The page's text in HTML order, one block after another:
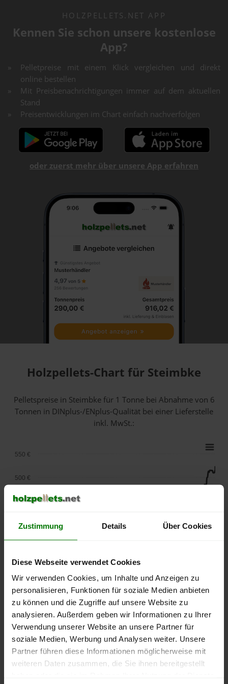
Zustimmung Details Über Cookies
Diese Webseite verwendet Cookies
Wir verwenden Cookies, um Inhalte und Anzeigen zu
personalisieren, Funktionen für soziale Medien anbieten
zu können und die Zugriffe auf unsere Website zu
analysieren. Außerdem geben wir Informationen zu Ihrer
Verwendung unserer Website an unsere Partner für
soziale Medien, Werbung und Analysen weiter. Unsere
Partner führen diese Informationen möglicherweise mit
weiteren Daten zusammen, die Sie ihnen bereitgestellt
HOLZPELLETS.NET APP
Kennen Sie schon unsere kostenlose
App?
Pelletpreise mit einem Klick vergleichen und direkt
online bestellen
Mit Preisbenachrichtigungen immer auf dem aktuellen
Stand
Preisentwicklungen im Chart einfach nachverfolgen
oder zuerst mehr über unsere App erfahren
Holzpellets-Chart für Steimbke
Pelletspreise in Steimbke für 1 Tonne bei Abnahmevon 6
Tonnen in DINplus-/ENplus-Qualität bei einer Lieferstelle
inkl. MwSt.:
lose Ware Sackware
September
Januar
Mai
250 €
400 €
450 €
500 €
550 €
Die aktuelle Preisentwicklung für Holzpellets in Deutschland
können Sie jederzeit auf unsererPelletspreise-Seite
nachvollziehen.